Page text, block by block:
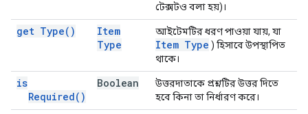
টেক্সটও বলা হয়)।
get Type( )
Item
Type
আইটেমটির ধরণ পাওয়া যায়, যা
Item Type ) হিসাবে উপস্থাপিত
থাকে।
is
Required( )
Boolean
উত্তরদাতাকে প্রশ্নটির উত্তর দিতে
হবে কিনা তা নির্ধারণ করে।